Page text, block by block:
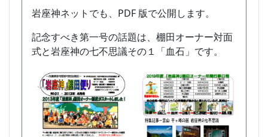
岩座神ネットでも、PDF 版で公開します。
記念すべき第一号の話題は、棚田オーナー対面
式と岩座神の七不思議その１「血石」です。